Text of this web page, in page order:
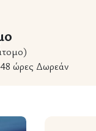
ώρες Δωρεάν